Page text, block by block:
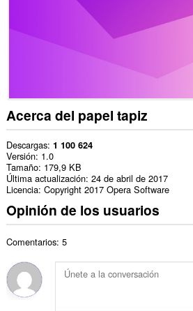
Acerca del papel tapiz
Descargas 1 100 624
Versión 1.0
Tamaño 179,9 KB
Última actualización 24 de abril de 2017
Licencia Copyright 2017 Opera Software
Opinión de los usuarios
Comentarios: 5